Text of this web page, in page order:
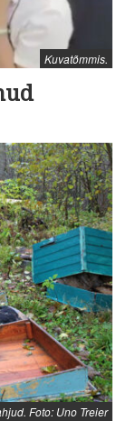
Kuvatõmmis.
Foto: Uno Treier